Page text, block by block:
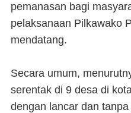
pemanasan bagi
pelaksanaan Pilkawako
mendatang.
Secara umum,
serentak di 9 desa di
dengan lancar dan